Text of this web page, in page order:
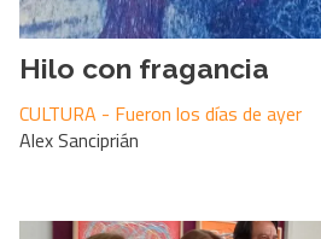
Hilo con fragancia
Alex Sanciprián
CULTURA - Fueron los días de ayer